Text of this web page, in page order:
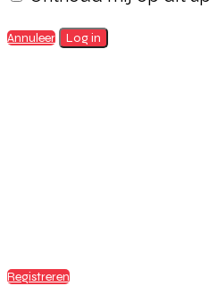
Annuleer Log in
Registreren